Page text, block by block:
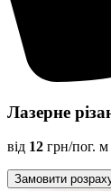
Лазерне
від 12 грн/пог. м
Замовити